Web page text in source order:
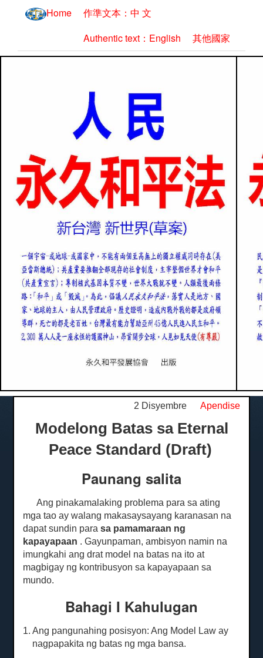
Home
作準文本：中 文
Authentic text：English
其他國家
2 Disyembre Apendise
Modelong Batas sa Eternal
Peace Standard (Draft)
Paunang salita
Ang pinakamalaking problema para sa ating
mga tao ay walang makasaysayang karanasan na
dapat sundin parasa pamamaraan ng
kapayapaan .Gayunpaman, ambisyon namin na
imungkahi ang drat model na batas na ito at
magbigay ng kontribusyon sa kapayapaan sa
mundo.
Bahagi I Kahulugan
1. Ang pangunahing posisyon: Ang Model Law ay
nagpapakita ng batas ng mga bansa.